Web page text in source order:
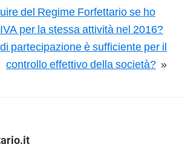
del Regime Forfettario se ho
per la stessa attività nel 2016?
partecipazione è sufficiente per il
controllo effettivo della società? »